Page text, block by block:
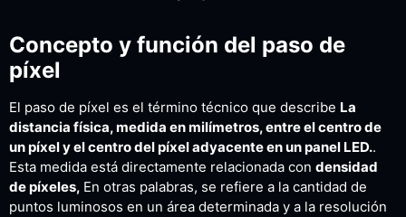
Concepto y función del paso de
píxel
El paso de píxel es el término técnico que describe La
distancia física, medida en milímetros, entre el centro de
un píxel y el centro del píxel adyacente en un panel LED..
Esta medida está directamente relacionada con densidad
de píxeles, En otras palabras, se refiere a la cantidad de
puntos luminosos en un área determinada y a la resolución